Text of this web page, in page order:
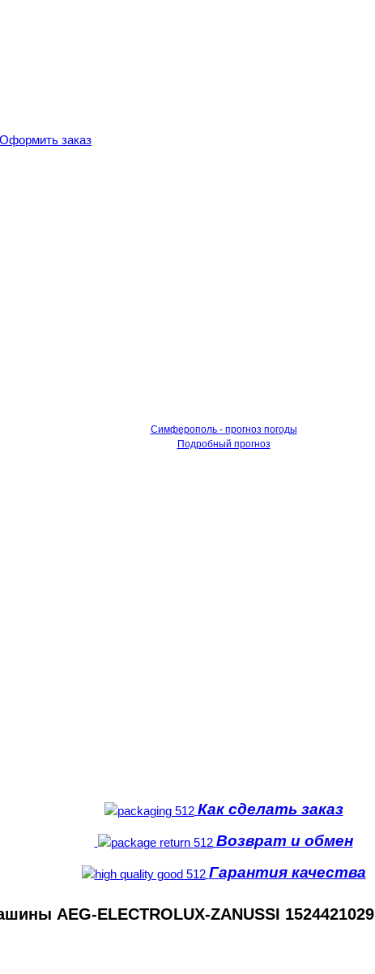
Оформить заказ
Симферополь - прогноз погоды
Подробный прогноз
Как сделать заказ
Возврат и обмен
Гарантия качества
AEG-ELECTROLUX-ZANUSSI 1524421029